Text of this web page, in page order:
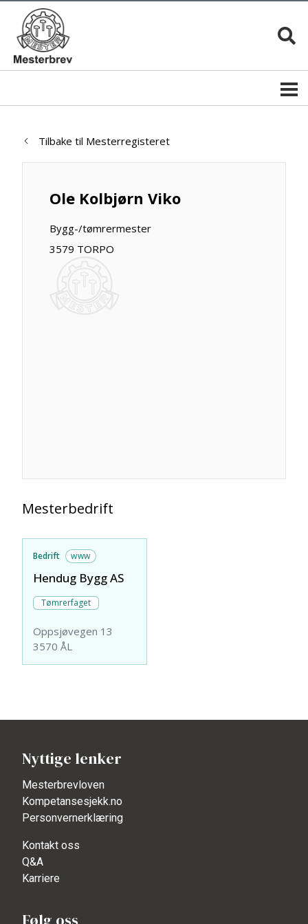
Tilbake til Mesterregisteret
Ole Kolbjørn Viko
Bygg-/tømrermester
3579 TORPO
Mesterbedrift
Bedrift www
Hendug Bygg AS
Tømrerfaget
Oppsjøvegen 13
3570 ÅL
Nyttige lenker
Mesterbrevloven
Kompetansesjekk.no
Personvernerklæring
Kontakt oss
Q&A
Karriere
Følg oss